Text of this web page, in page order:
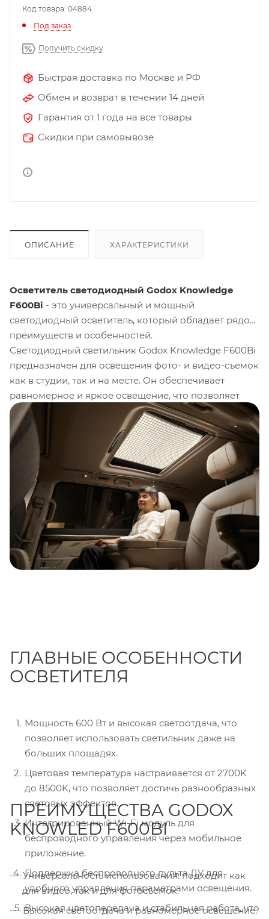
Код товара: 04884
Под заказ
Получить скидку
Быстрая доставка по Москве и РФ
Обмен и возврат в течении 14 дней
Гарантия от 1 года на все товары
Скидки при самовывозе
ОПИСАНИЕ ХАРАКТЕРИСТИКИ
Осветитель светодиодный Godox Knowledge
F600Bi - это универсальный и мощный
светодиодный осветитель, который обладает рядом
преимуществ и особенностей.
Светодиодный светильник Godox Knowledge F600Bi
предназначен для освещения фото- и видео-съемок
как в студии, так и на месте. Он обеспечивает
равномерное и яркое освещение, что позволяет
создавать высококачественные изображения.
Светильник комплектуется мягким диффузором,
который помогает создавать более естественное
освещение без жестких теней. Тонкий и
универсальный светильник, предназначенный для
обеспечения гибкости в любых условиях, складная
двухцветная светодиодная световая панель 4 x 4
дюйма KNOWLED F600Bi от Godox обеспечивает
удобство и портативность для профессионалов
кино и телевидения.
ГЛАВНЫЕ ОСОБЕННОСТИ
ОСВЕТИТЕЛЯ
Мощность 600 Вт и высокая светоотдача, что
позволяет использовать светильник даже на
больших площадях.
Цветовая температура настраивается от 2700K
до 8500K, что позволяет достичь разнообразных
световых эффектов.
Интегрированный Wi-Fi модуль для
беспроводного управления через мобильное
приложение.
Поддержка беспроводного пульта ДУ для
удобного управления параметрами освещения.
Высокая цветопередача и стабильная работа, что
ПРЕИМУЩЕСТВА GODOX
KNOWLED F600BI
Универсальность использования: подходит как
для видео, так и для фотосъемок.
Высокая светоотдача и равномерное освещение.